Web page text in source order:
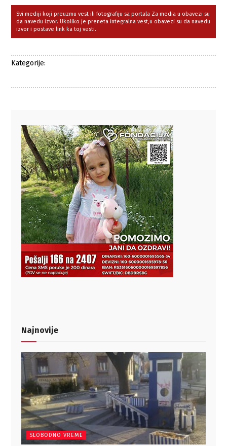
Svi mediji koji preuzmu vest ili fotografiju sa portala Za media u obavezi su
da navedu izvor. Ukoliko je preneta integralna vest,u obavezi su da navedu
izvor i postave link ka toj vesti.
Kategorije:
Najnovije
SLOBODNO VREME